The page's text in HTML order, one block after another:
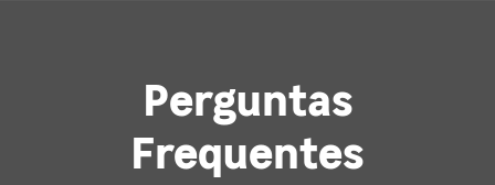
Perguntas
Frequentes